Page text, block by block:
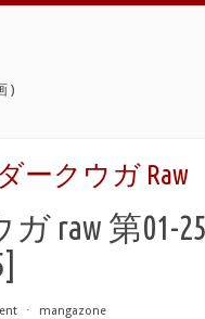
)
ークウガ Raw
raw 第01-
⋅ mangazone